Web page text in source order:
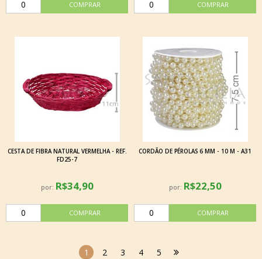
CESTA DE FIBRA NATURAL VERMELHA - REF.
FD25-7
por: R$34,90
CORDÃO DE PÉROLAS 6 MM - 10 M - A31
por: R$22,50
1 2 3 4 5